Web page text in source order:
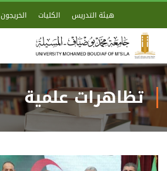
هيئة التدريس الكليات الخريجون
تظاهرات علمية